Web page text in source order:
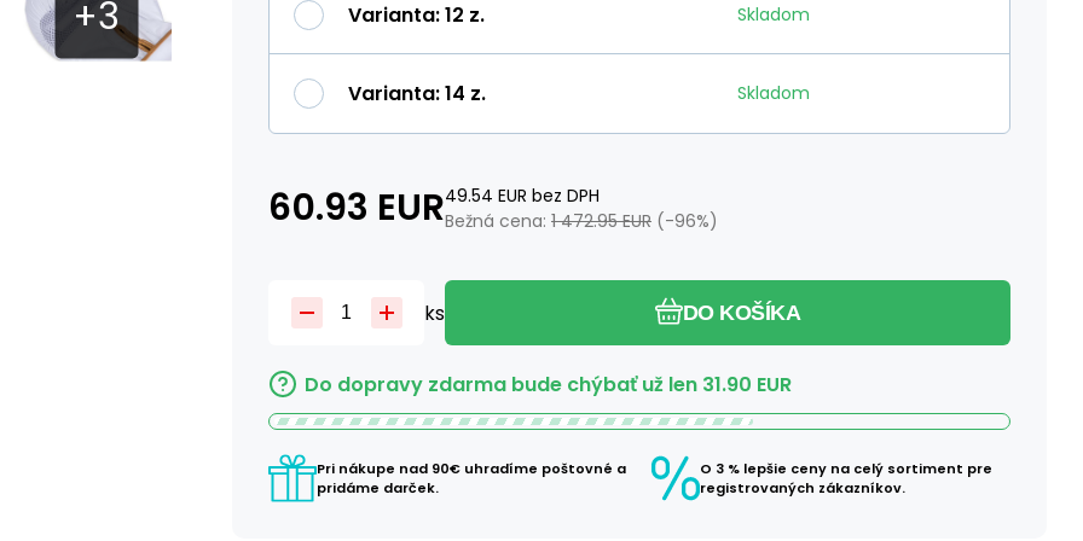
Varianta:12 z. Skladom
Varianta:14 z. Skladom
60.93 EUR49.54 EUR bez DPH
Bežná cena: 1 472.95 EUR (-96%)
ks DO KOŠÍKA
Do dopravy zdarma bude chýbať už len 31.90 EUR
Pri nákupe nad 90€ uhradíme poštovné a
pridáme darček.
O 3 % lepšie ceny na celý sortiment pre
registrovaných zákazníkov.